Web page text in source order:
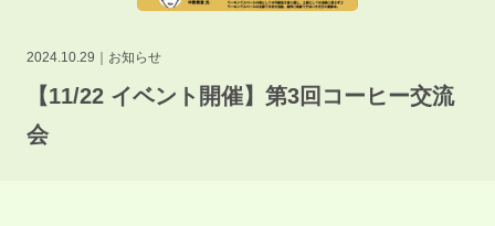
2024.10.29 お知らせ
【11/22 イベント開催】第3回コーヒー交流
会